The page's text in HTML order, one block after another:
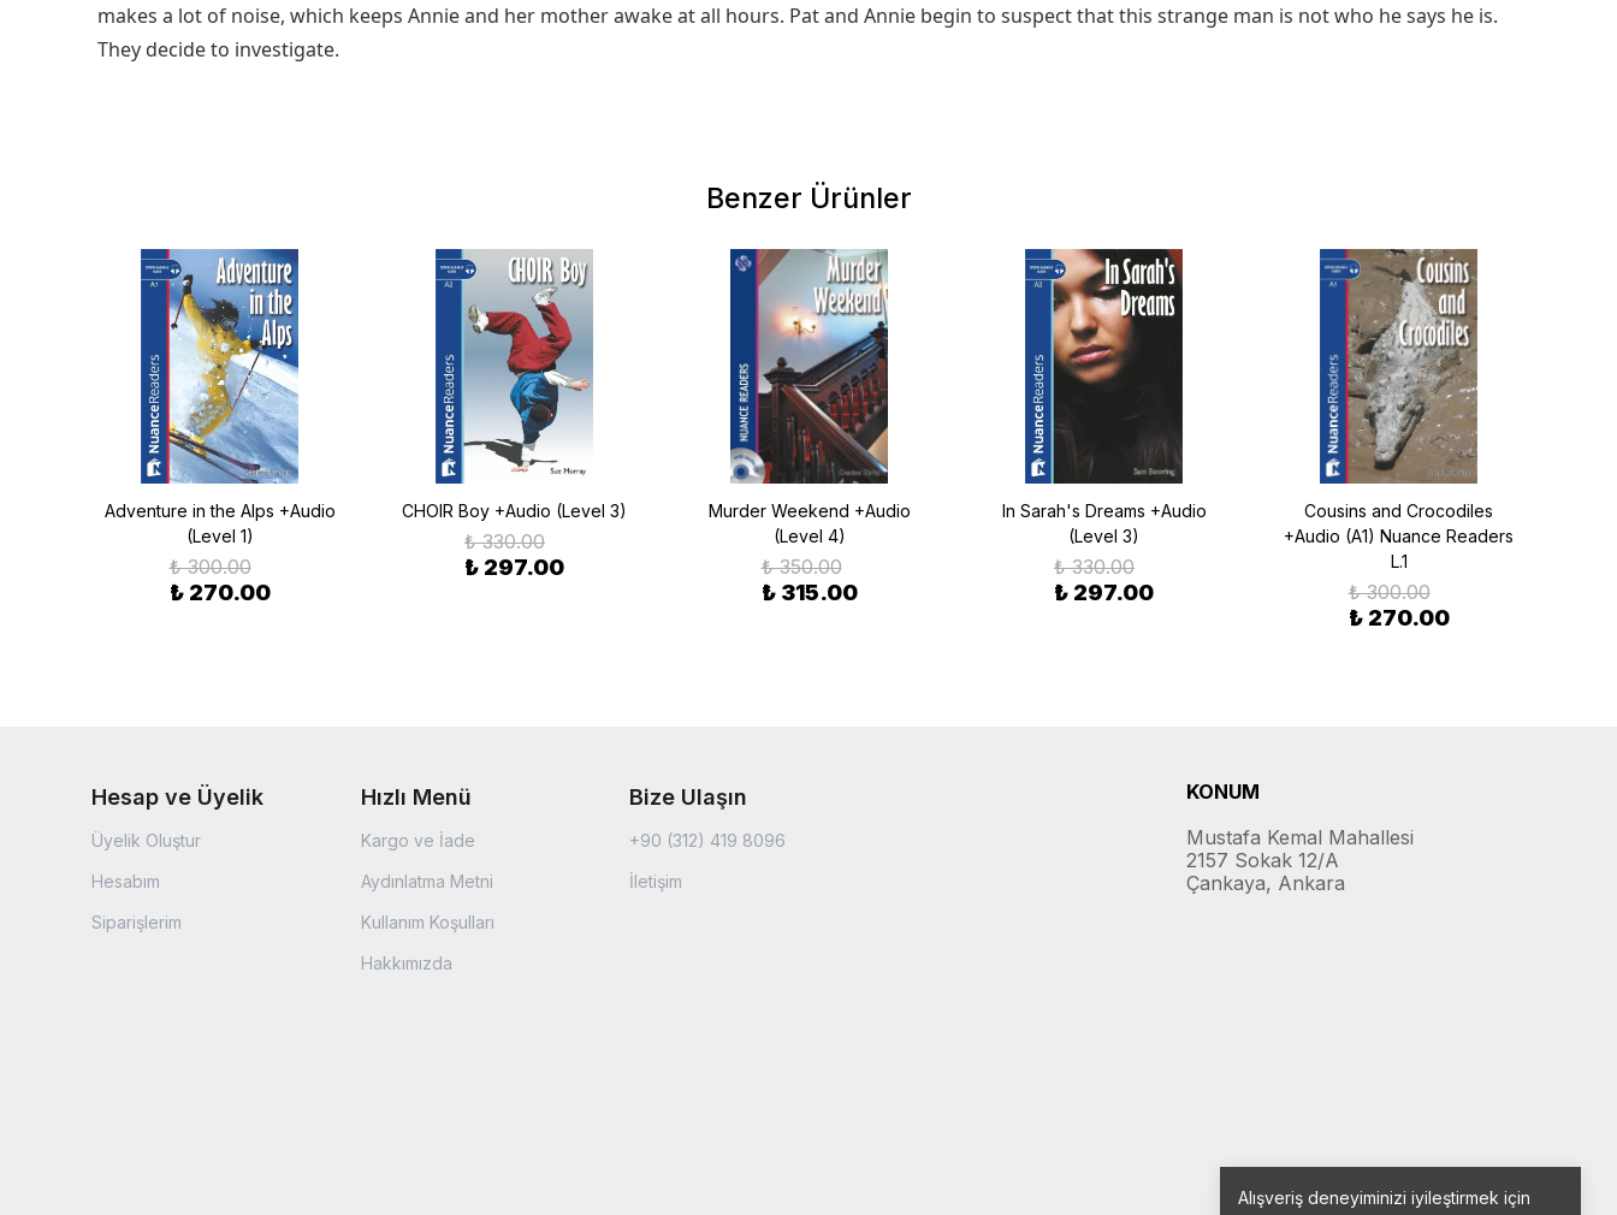
Alışveriş deneyiminizi iyileştirmek için
makes a lot of noise, which keeps Annie and her mother awake at all hours. Pat and Annie begin to suspect that this strange man is not who he says he is.
They decide to investigate.
Benzer Ürünler
Adventure in the Alps +Audio
(Level 1)
₺ 300.00
₺ 270.00
CHOIR Boy +Audio (Level 3)
₺ 330.00
₺ 297.00
Murder Weekend +Audio
(Level 4)
₺ 350.00
₺ 315.00
In Sarah's Dreams +Audio
(Level 3)
₺ 330.00
₺ 297.00
Cousins and Crocodiles
+Audio (A1) Nuance Readers
L.1
₺ 300.00
₺ 270.00
Hesap ve Üyelik
Üyelik Oluştur
Hesabım
Siparişlerim
Hızlı Menü
Kargo ve İade
Aydınlatma Metni
Kullanım Koşulları
Hakkımızda
Bize Ulaşın
+90 (312) 419 8096
İletişim
KONUM
Mustafa Kemal Mahallesi
2157 Sokak 12/A
Çankaya, Ankara